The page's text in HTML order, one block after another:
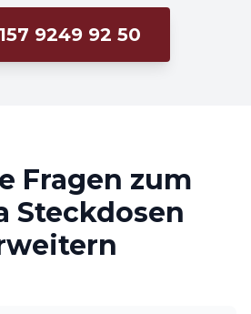
9249 92 50
Fragen zum
Steckdosen